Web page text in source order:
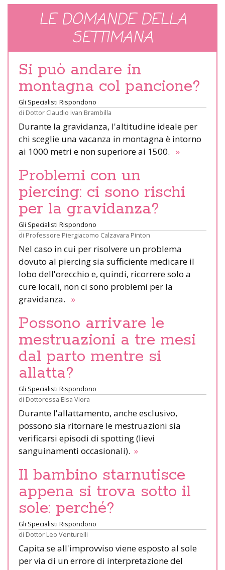
LE DOMANDE DELLA
SETTIMANA
Si può andare in
montagna col pancione?
Gli Specialisti Rispondono
di Dottor Claudio Ivan Brambilla
Durante la gravidanza, l'altitudine ideale per
chi sceglie una vacanza in montagna è intorno
ai 1000 metri e non superiore ai 1500. »
Problemi con un
piercing: ci sono rischi
per la gravidanza?
Gli Specialisti Rispondono
di Professore Piergiacomo Calzavara Pinton
Nel caso in cui per risolvere un problema
dovuto al piercing sia sufficiente medicare il
lobo dell'orecchio e, quindi, ricorrere solo a
cure locali, non ci sono problemi per la
gravidanza. »
Possono arrivare le
mestruazioni a tre mesi
dal parto mentre si
allatta?
Gli Specialisti Rispondono
di Dottoressa Elsa Viora
Durante l'allattamento, anche esclusivo,
possono sia ritornare le mestruazioni sia
verificarsi episodi di spotting (lievi
sanguinamenti occasionali). »
Il bambino starnutisce
appena si trova sotto il
sole: perché?
Gli Specialisti Rispondono
di Dottor Leo Venturelli
Capita se all'improvviso viene esposto al sole
per via di un errore di interpretazione del